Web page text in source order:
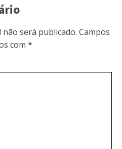
não será publicado. Campos
com *